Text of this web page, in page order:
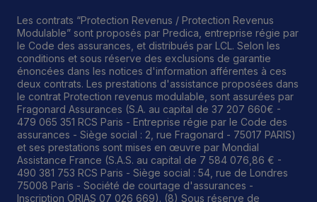
Footer
Les contrats “Protection Revenus / Protection Revenus
Modulable” sont proposés par Predica, entreprise régie par
le Code des assurances, et distribués par LCL. Selon les
conditions et sous réserve des exclusions de garantie
énoncées dans les notices d'information afférentes à ces
deux contrats. Les prestations d'assistance proposées dans
le contrat Protection revenus modulable, sont assurées par
Fragonard Assurances (S.A. au capital de 37 207 660€ -
479 065 351 RCS Paris - Entreprise régie par le Code des
assurances - Siège social : 2, rue Fragonard - 75017 PARIS)
et ses prestations sont mises en œuvre par Mondial
Assistance France (S.A.S. au capital de 7 584 076,86 € -
490 381 753 RCS Paris - Siège social : 54, rue de Londres
75008 Paris - Société de courtage d'assurances -
Inscription ORIAS 07 026 669). (8) Sous réserve de